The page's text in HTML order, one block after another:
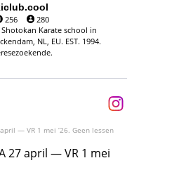
256
280
Karate school in
NL, EU. EST. 1994.
— VR 1 mei ‘26.
27 april — VR 1 mei